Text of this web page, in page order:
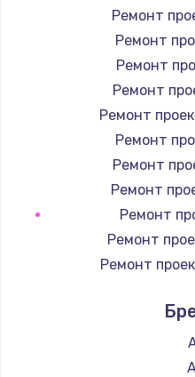
Ремонт
Ремонт
Ремонт
Ремонт
Ремонт
Ремонт
Ремонт
Ремонт
Ремонт
Ремонт
Ремонт
Ремонт
Ремонт
Ремонт